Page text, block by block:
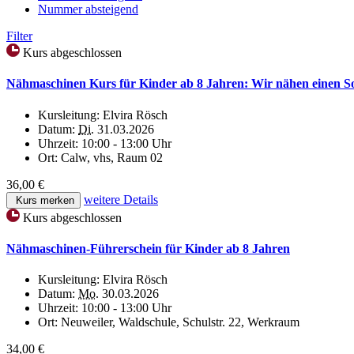
Nummer absteigend
Filter
Kurs abgeschlossen
Nähmaschinen Kurs für Kinder ab 8 Jahren: Wir nähen einen
Kursleitung: Elvira Rösch
Datum: Di. 31.03.2026
Uhrzeit: 10:00 - 13:00 Uhr
Ort: Calw, vhs, Raum 02
36,00 €
Kurs merken
weitere Details
Kurs abgeschlossen
Nähmaschinen-Führerschein für Kinder ab 8 Jahren
Kursleitung: Elvira Rösch
Datum: Mo. 30.03.2026
Uhrzeit: 10:00 - 13:00 Uhr
Ort: Neuweiler, Waldschule, Schulstr. 22, Werkraum
34,00 €